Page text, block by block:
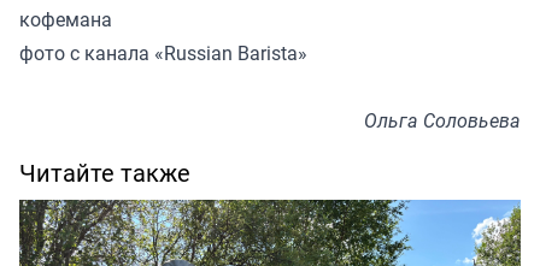
кофемана
фото с канала «Russian Barista»
Ольга Соловьева
Читайте также